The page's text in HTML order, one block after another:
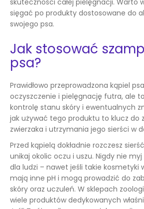
skuteczności całej pielęgnacji. Warto
sięgać po produkty dostosowane do
swojego psa.
Jak stosować
psa?
Prawidłowo przeprowadzona kąpiel
oczyszczenie i pielęgnację futra, ale
kontrolę stanu skóry i ewentualnych
jak używać tego produktu to klucz do
zwierzaka i utrzymania jego sierści w
Przed kąpielą dokładnie rozczesz
unikaj okolic oczu i uszu. Nigdy nie
dla ludzi – nawet jeśli takie kosmetyki
mają inne pH i mogą prowadzić do
skóry oraz uczuleń. W sklepach
wiele produktów dedykowanych